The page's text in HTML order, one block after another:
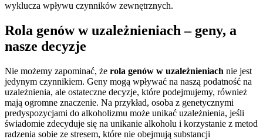
wyklucza wpływu czynników zewnętrznych.
Rola genów w uzależnieniach – geny, a
nasze decyzje
Nie możemy zapominać, że rola genów w uzależnieniach nie jest
jedynym czynnikiem. Geny mogą wpływać na naszą podatność na
uzależnienia, ale ostateczne decyzje, które podejmujemy, również
mają ogromne znaczenie. Na przykład, osoba z genetycznymi
predyspozycjami do alkoholizmu może unikać uzależnienia, jeśli
świadomie zdecyduje się na unikanie alkoholu i korzystanie z metod
radzenia sobie ze stresem, które nie obejmują substancji